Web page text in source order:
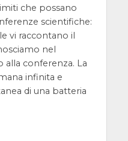
che possano
scientifiche:
vi raccontano il
nel
conferenza. La
infinita e
di una batteria